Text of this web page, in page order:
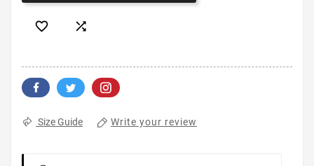
 
Size Guide Write your review